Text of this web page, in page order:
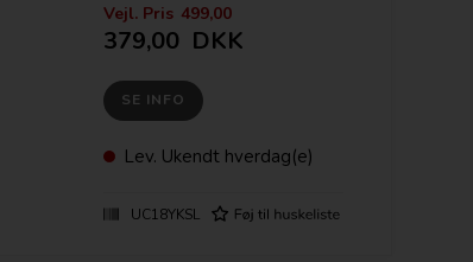
60watt 2Ah ladestrøm
Vejl. Pris 499,00
379,00DKK
SE INFO
Lev. Ukendt hverdag(e)
UC18YKSL